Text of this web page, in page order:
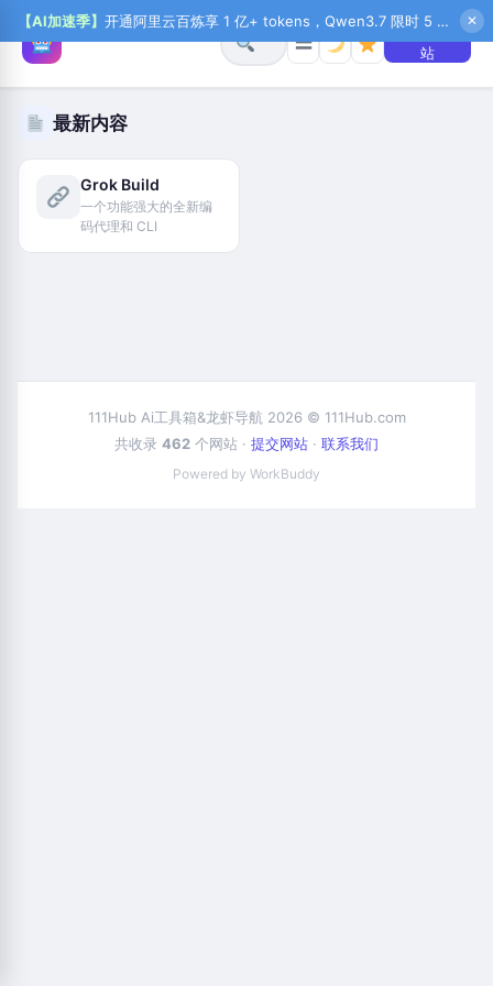
【AI加速季】 开通阿里云百炼享 1 亿+ tokens，Qwen3.7 限时 5 折起，秒悟新注送 1 万积分，加入 OPC 赢百万助力金，QoderWork CN 首月 0 元 ✕
☰
+ 提交网
站
最新内容
Grok Build
一个功能强大的全新编
码代理和 CLI
111Hub Ai工具箱&龙虾导航 2026 © 111Hub.com
共收录 462 个网站 · 提交网站 · 联系我们
Powered by WorkBuddy